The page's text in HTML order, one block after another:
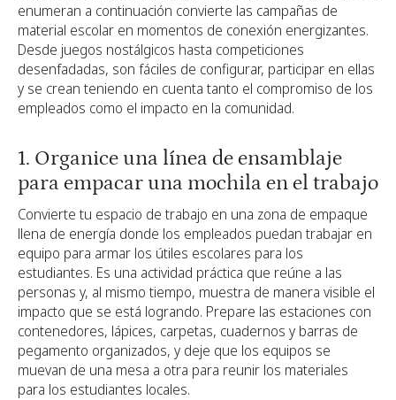
enumeran a continuación convierte las campañas de
material escolar en momentos de conexión energizantes.
Desde juegos nostálgicos hasta competiciones
desenfadadas, son fáciles de configurar, participar en ellas
y se crean teniendo en cuenta tanto el compromiso de los
empleados como el impacto en la comunidad.
1. Organice una línea de ensamblaje
para empacar una mochila en el trabajo
Convierte tu espacio de trabajo en una zona de empaque
llena de energía donde los empleados puedan trabajar en
equipo para armar los útiles escolares para los
estudiantes. Es una actividad práctica que reúne a las
personas y, al mismo tiempo, muestra de manera visible el
impacto que se está logrando. Prepare las estaciones con
contenedores, lápices, carpetas, cuadernos y barras de
pegamento organizados, y deje que los equipos se
muevan de una mesa a otra para reunir los materiales
para los estudiantes locales.